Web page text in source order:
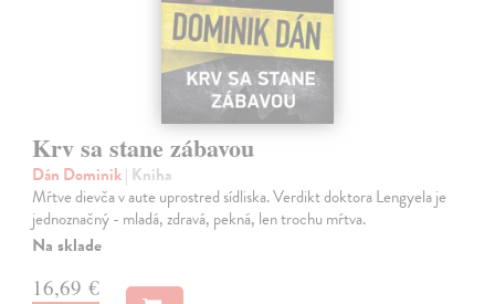
Krv sa stane zábavou
Dán Dominik| Kniha
Mŕtve dievča v aute uprostred sídliska. Verdikt doktora Lengyela je
jednoznačný - mladá, zdravá, pekná, len trochu mŕtva.
Na sklade
16,69 €